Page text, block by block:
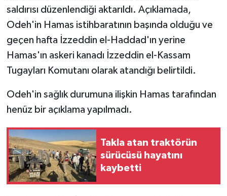
saldırısı düzenlendiği aktarıldı. Açıklamada,
Odeh'in Hamas istihbaratının başında olduğu ve
geçen hafta İzzeddin el-Haddad'ın yerine
Hamas'ın askeri kanadı İzzeddin el-Kassam
Tugayları Komutanı olarak atandığı belirtildi.
Odeh'in sağlık durumuna ilişkin Hamas tarafından
henüz bir açıklama yapılmadı.
Takla atan traktörün
sürücüsü hayatını
kaybetti